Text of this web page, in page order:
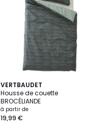
VERTBAUDET
Housse de couette
BROCÉLIANDE
à partir de
19,99 €